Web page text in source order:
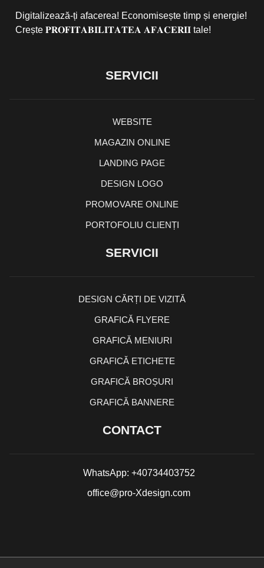
Digitalizează-ți afacerea! Economisește timp și energie!
Crește 𝐏𝐑𝐎𝐅𝐈𝐓𝐀𝐁𝐈𝐋𝐈𝐓𝐀𝐓𝐄𝐀 𝐀𝐅𝐀𝐂𝐄𝐑𝐈𝐈 tale!
SERVICII
WEBSITE
MAGAZIN ONLINE
LANDING PAGE
DESIGN LOGO
PROMOVARE ONLINE
PORTOFOLIU CLIENȚI
SERVICII
DESIGN CĂRȚI DE VIZITĂ
GRAFICĂ FLYERE
GRAFICĂ MENIURI
GRAFICĂ ETICHETE
GRAFICĂ BROȘURI
GRAFICĂ BANNERE
CONTACT
WhatsApp: +40734403752
office@pro-Xdesign.com